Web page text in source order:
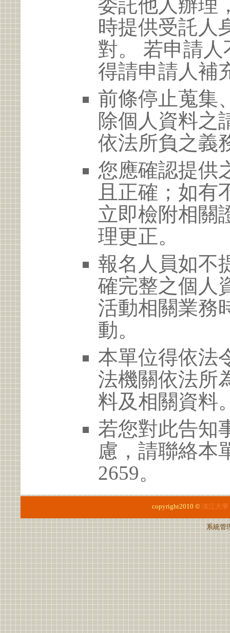
委託他人辦理
時提供受託人
對。 若申請
得請申請人補
前條停止蒐集
除個人資料之
依法所負之義
您應確認提供
且正確；如有
立即檢附相關
理更正。
報名人員如不
確完整之個人
活動相關業務
動。
本單位得依法
法機關依法所
料及相關資料
若您對此告知
慮，請聯絡本
2659。
copyright2010 © 淡江大學
系統管